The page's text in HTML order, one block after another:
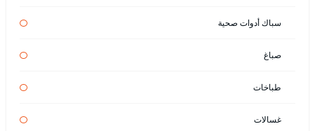
سباك أدوات صحية
صباغ
طباخات
غسالات